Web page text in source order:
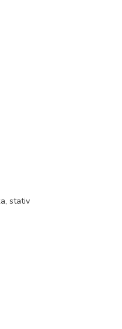
stativ